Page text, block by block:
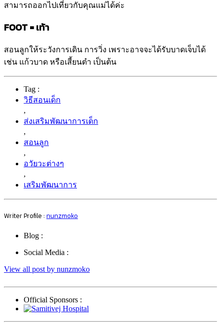
สามารถออกไปเที่ยวกับคุณแม่ได้ค่ะ
FOOT = เท้า
สอนลูกให้ระวังการเดิน การวิ่ง เพราะอาจจะได้รับบาดเจ็บได้
เช่น แก้วบาด หรือเสี้ยนตำ เป็นต้น
Tag :
วิธีสอนเด็ก
,
ส่งเสริมพัฒนาการเด็ก
,
สอนลูก
,
อวัยวะต่างๆ
,
เสริมพัฒนาการ
Writer Profile : nunzmoko
Blog :
Social Media :
View all post by nunzmoko
Official Sponsors :